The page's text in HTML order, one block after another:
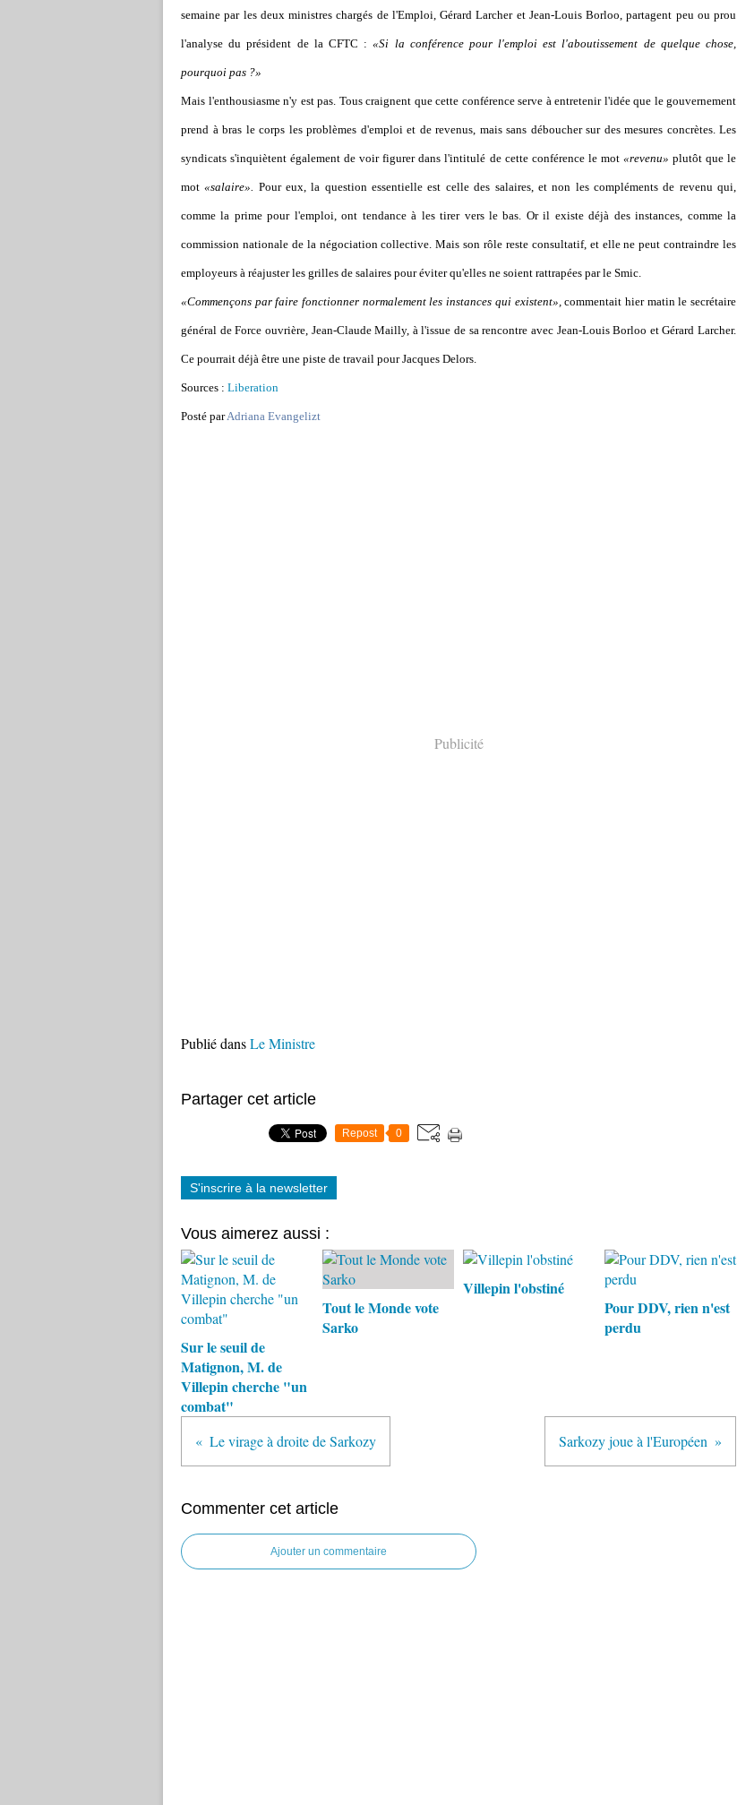
semaine par les deux ministres chargés de l'Emploi, Gérard Larcher et Jean-Louis Borloo, partagent peu ou prou
l'analyse du président de la CFTC :«Si la conférence pour l'emploi est l'aboutissement de quelque chose,
pourquoi pas ?»
Mais l'enthousiasme n'y est pas. Tous craignent que cette conférence serve à entretenir l'idée que le gouvernement
prend à bras le corps les problèmes d'emploi et de revenus, mais sans déboucher sur des mesures concrètes. Les
syndicats s'inquiètent également de voir figurer dans l'intitulé de cette conférence le mot «revenu» plutôt que le
mot«salaire». Pour eux, la question essentielle est celle des salaires, et non les compléments de revenu qui,
comme la prime pour l'emploi, ont tendance à les tirer vers le bas. Or il existe déjà des instances, comme la
commission nationale de la négociation collective. Mais son rôle reste consultatif, et elle ne peut contraindre les
employeurs à réajuster les grilles de salaires pour éviter qu'elles ne soient rattrapées par le Smic.
«Commençons par faire fonctionner normalement les instances qui existent»,commentait hier matin le secrétaire
général de Force ouvrière, Jean-Claude Mailly, à l'issue de sa rencontre avec Jean-Louis Borloo et Gérard Larcher.
Ce pourrait déjà être une piste de travail pour Jacques Delors.
Sources : Liberation
Posté parAdriana Evangelizt
Publicité
Publié dansLe Ministre
Partager cet article
Repost 0
S'inscrire à la newsletter
Vous aimerez aussi :
Sur le seuil de
Matignon, M. de
Villepin cherche "un
combat"
Tout le Monde vote
Sarko
Villepin l'obstiné
Pour DDV, rien n'est
perdu
Le virage à droite de Sarkozy Sarkozy joue à l'Européen
Commenter cet article
Ajouter un commentaire